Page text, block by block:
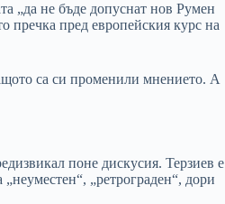
„да не бъде допуснат нов Румен
пречка пред европейския курс на
са си променили мнението. А
поне дискусия. Терзиев е
„ретрограден“, дори